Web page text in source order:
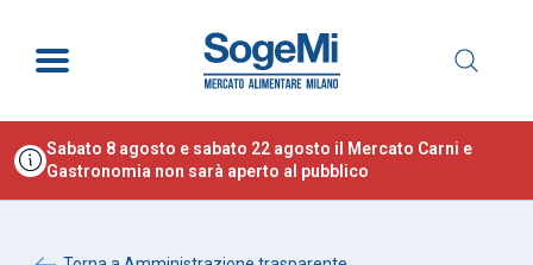
Sabato 8 agosto e sabato 22 agosto il Mercato Carni e
Gastronomia non sarà aperto al pubblico